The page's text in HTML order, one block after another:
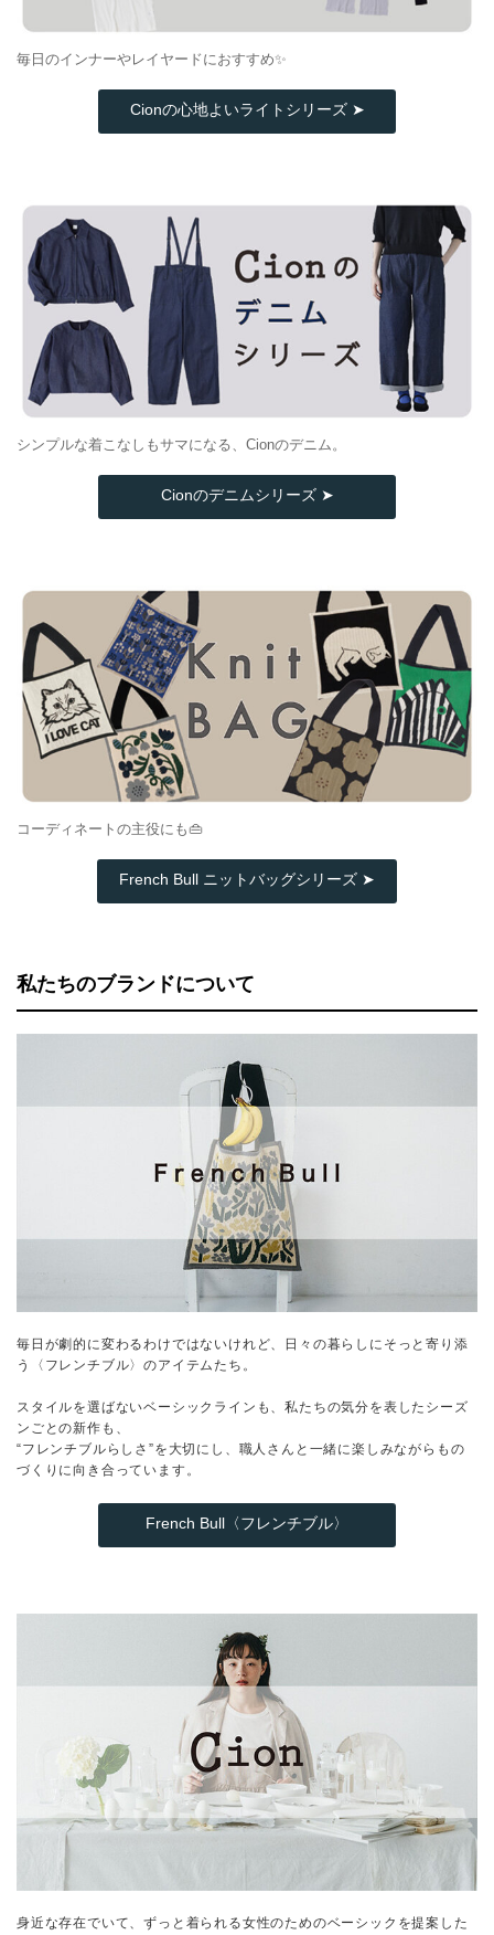
毎日のインナーやレイヤードにおすすめ✨
Cionの心地よいライトシリーズ ➤
シンプルな着こなしもサマになる、Cionのデニム。
Cionのデニムシリーズ ➤
コーディネートの主役にも👜
French Bull ニットバッグシリーズ ➤
私たちのブランドについて
毎日が劇的に変わるわけではないけれど、日々の暮らしにそっと寄り添
う〈フレンチブル〉のアイテムたち。
スタイルを選ばないベーシックラインも、私たちの気分を表したシーズ
ンごとの新作も、
“フレンチブルらしさ”を大切にし、職人さんと一緒に楽しみながらもの
づくりに向き合っています。
French Bull〈フレンチブル〉
身近な存在でいて、ずっと着られる女性のためのベーシックを提案した